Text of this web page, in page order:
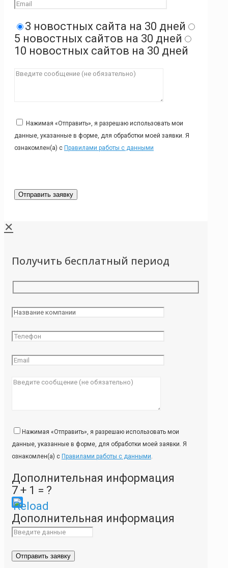
3 новостных сайта на 30 дней
5 новостных сайтов на 30 дней
10 новостных сайтов на 30 дней
Нажимая «Отправить», я разрешаю использовать мои
данные, указанные в форме, для обработки моей заявки. Я
ознакомлен(а) с Правилами работы с данными
✕
Получить бесплатный период
Нажимая «Отправить», я разрешаю использовать мои
данные, указанные в форме, для обработки моей заявки. Я
ознакомлен(а) с Правилами работы с данными.
Дополнительная информация
7 + 1 = ?
Please
enter
characters
Дополнительная информация